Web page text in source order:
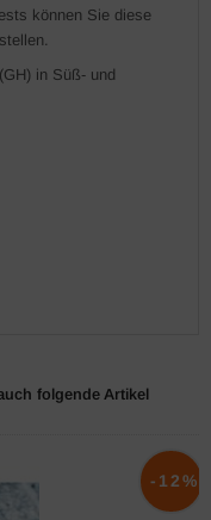
können Sie diese
in Süß- und
folgende Artikel
-12%